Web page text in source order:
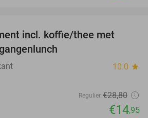
incl. koffie/thee met
10.0 star
Regulier €28,80
€14,95